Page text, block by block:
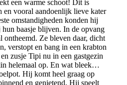
een warme schoot! Dit is
en vooral aandoenlijk lieve kater
omstandigheden konden hij
baasje blijven. In de opvang
ontheemd. Ze bleven daar, dicht
verstopt en bang in een krabton
zusje Tipi nu in een gastgezin
helemaal op. En wat bleek…
Hij komt heel graag op
en genietend. Hij speelt